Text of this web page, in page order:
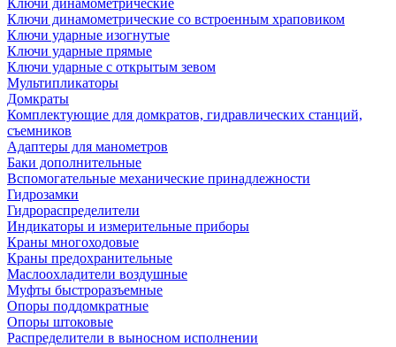
Ключи динамометрические
Ключи динамометрические со встроенным храповиком
Ключи ударные изогнутые
Ключи ударные прямые
Ключи ударные с открытым зевом
Мультипликаторы
Домкраты
Комплектующие для домкратов, гидравлических станций,
съемников
Адаптеры для манометров
Баки дополнительные
Вспомогательные механические принадлежности
Гидрозамки
Гидрораспределители
Индикаторы и измерительные приборы
Краны многоходовые
Краны предохранительные
Маслоохладители воздушные
Муфты быстроразъемные
Опоры поддомкратные
Опоры штоковые
Распределители в выносном исполнении